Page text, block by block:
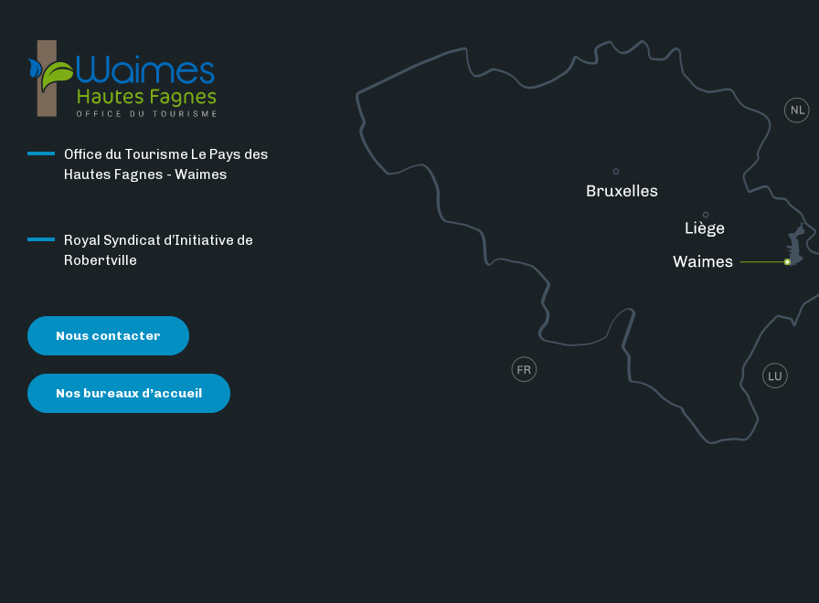
Office du Tourisme Le Pays des
Hautes Fagnes - Waimes
Royal Syndicat d’Initiative de
Robertville
Nous contacter
Nos bureaux d’accueil